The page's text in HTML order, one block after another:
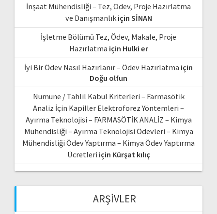
İnşaat Mühendisliği – Tez, Ödev, Proje Hazırlatma
ve Danışmanlıkiçin SİNAN
İşletme Bölümü Tez, Ödev, Makale, Proje
Hazırlatma için Hulki er
İyi Bir Ödev Nasıl Hazırlanır – Ödev Hazırlatma için
Doğu olfun
Numune / Tahlil Kabul Kriterleri – Farmasötik
Analiz İçin Kapiller Elektroforez Yöntemleri –
Ayırma Teknolojisi – FARMASÖTİK ANALİZ – Kimya
Mühendisliği – Ayırma Teknolojisi Ödevleri – Kimya
Mühendisliği Ödev Yaptırma – Kimya Ödev Yaptırma
Ücretleri için Kürşat kılıç
ARŞIVLER